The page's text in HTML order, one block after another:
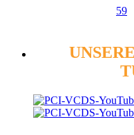
59